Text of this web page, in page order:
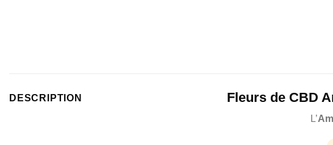
DESCRIPTION Fleurs de CBD
L’